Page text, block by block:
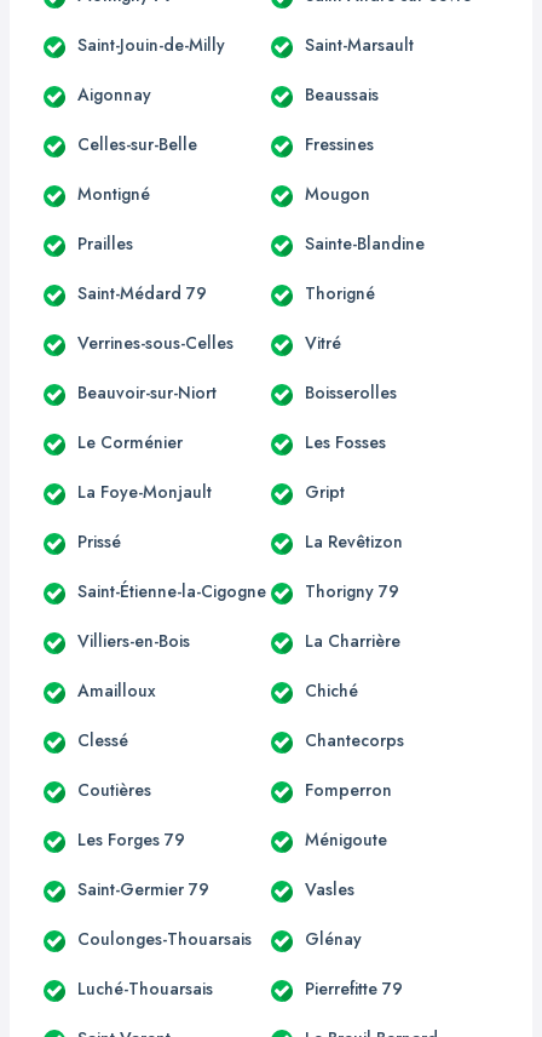
Saint-Jouin-de-Milly Saint-Marsault
Aigonnay Beaussais
Celles-sur-Belle Fressines
Montigné Mougon
Prailles Sainte-Blandine
Saint-Médard 79 Thorigné
Verrines-sous-Celles Vitré
Beauvoir-sur-Niort Boisserolles
Le Corménier Les Fosses
La Foye-Monjault Gript
Prissé La Revêtizon
Saint-Étienne-la-Cigogne Thorigny 79
Villiers-en-Bois La Charrière
Amailloux Chiché
Clessé Chantecorps
Coutières Fomperron
Les Forges 79 Ménigoute
Saint-Germier 79 Vasles
Coulonges-Thouarsais Glénay
Luché-Thouarsais Pierrefitte 79